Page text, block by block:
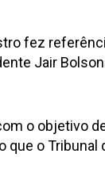
fez
Jair
o objetivo de
que o